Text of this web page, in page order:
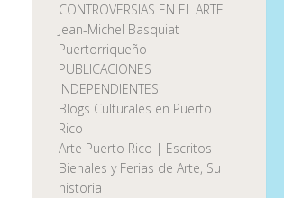
CONTROVERSIAS EN EL ARTE
Jean-Michel Basquiat
Puertorriqueño
PUBLICACIONES
INDEPENDIENTES
Blogs Culturales en Puerto
Rico
Arte Puerto Rico | Escritos
Bienales y Ferias de Arte, Su
historia